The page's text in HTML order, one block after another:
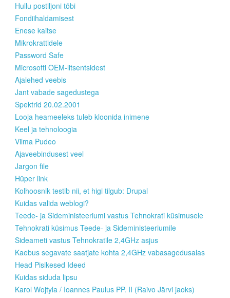
Hullu postiljoni tõbi
Fondiihaldamisest
Enese kaitse
Mikrokrattidele
Password Safe
Microsofti OEM-litsentsidest
Ajalehed veebis
Jant vabade sagedustega
Spektrid 20.02.2001
Looja heameeleks tuleb kloonida inimene
Keel ja tehnoloogia
Vilma Pudeo
Ajaveebindusest veel
Jargon file
Hüper link
Kolhoosnik testib nii, et higi tilgub: Drupal
Kuidas valida weblogi?
Teede- ja Sideministeeriumi vastus Tehnokrati küsimusele
Tehnokrati küsimus Teede- ja Sideministeeriumile
Sideameti vastus Tehnokratile 2,4GHz asjus
Kaebus segavate saatjate kohta 2,4GHz vabasagedusalas
Head Pisikesed Ideed
Kuidas siduda lipsu
Karol Wojtyla / Ioannes Paulus PP. II (Raivo Järvi jaoks)